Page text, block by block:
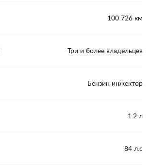
100 726 км
Три и более владельцев
Бензин инжектор
1.2 л
84 л.с